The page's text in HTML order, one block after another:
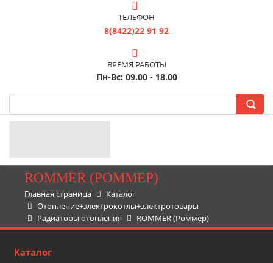
ТЕЛЕФОН
8(8422)22 91 92
ВРЕМЯ РАБОТЫ
Пн-Вс: 09.00 - 18.00
ROMMER (РОММЕР)
Главная страница
Каталог
Отопление+электрокотлы+электротовары
Радиаторы отопления
ROMMER (Роммер)
Каталог